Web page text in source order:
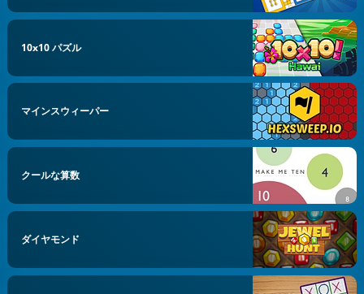
10x10 パズル
マインスウィーパー
クールな算数
ダイヤモンド